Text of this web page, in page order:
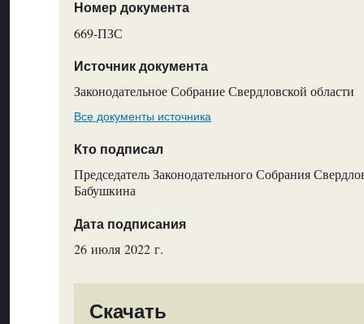
Номер документа
669-ПЗС
Источник документа
Законодательное Собрание Свердловской области
Все документы источника
Кто подписал
Председатель Законодательного Собрания
Бабушкина
Дата подписания
26 июля 2022 г.
Скачать